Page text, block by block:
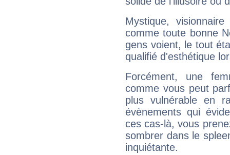
Mystique,
comme toute bonne
gens voient, le tout
qualifié d'esthétique
Forcément, une
comme vous peut
plus vulnérable en
évènements qui
ces cas-là, vous
sombrer dans le
inquiétante.